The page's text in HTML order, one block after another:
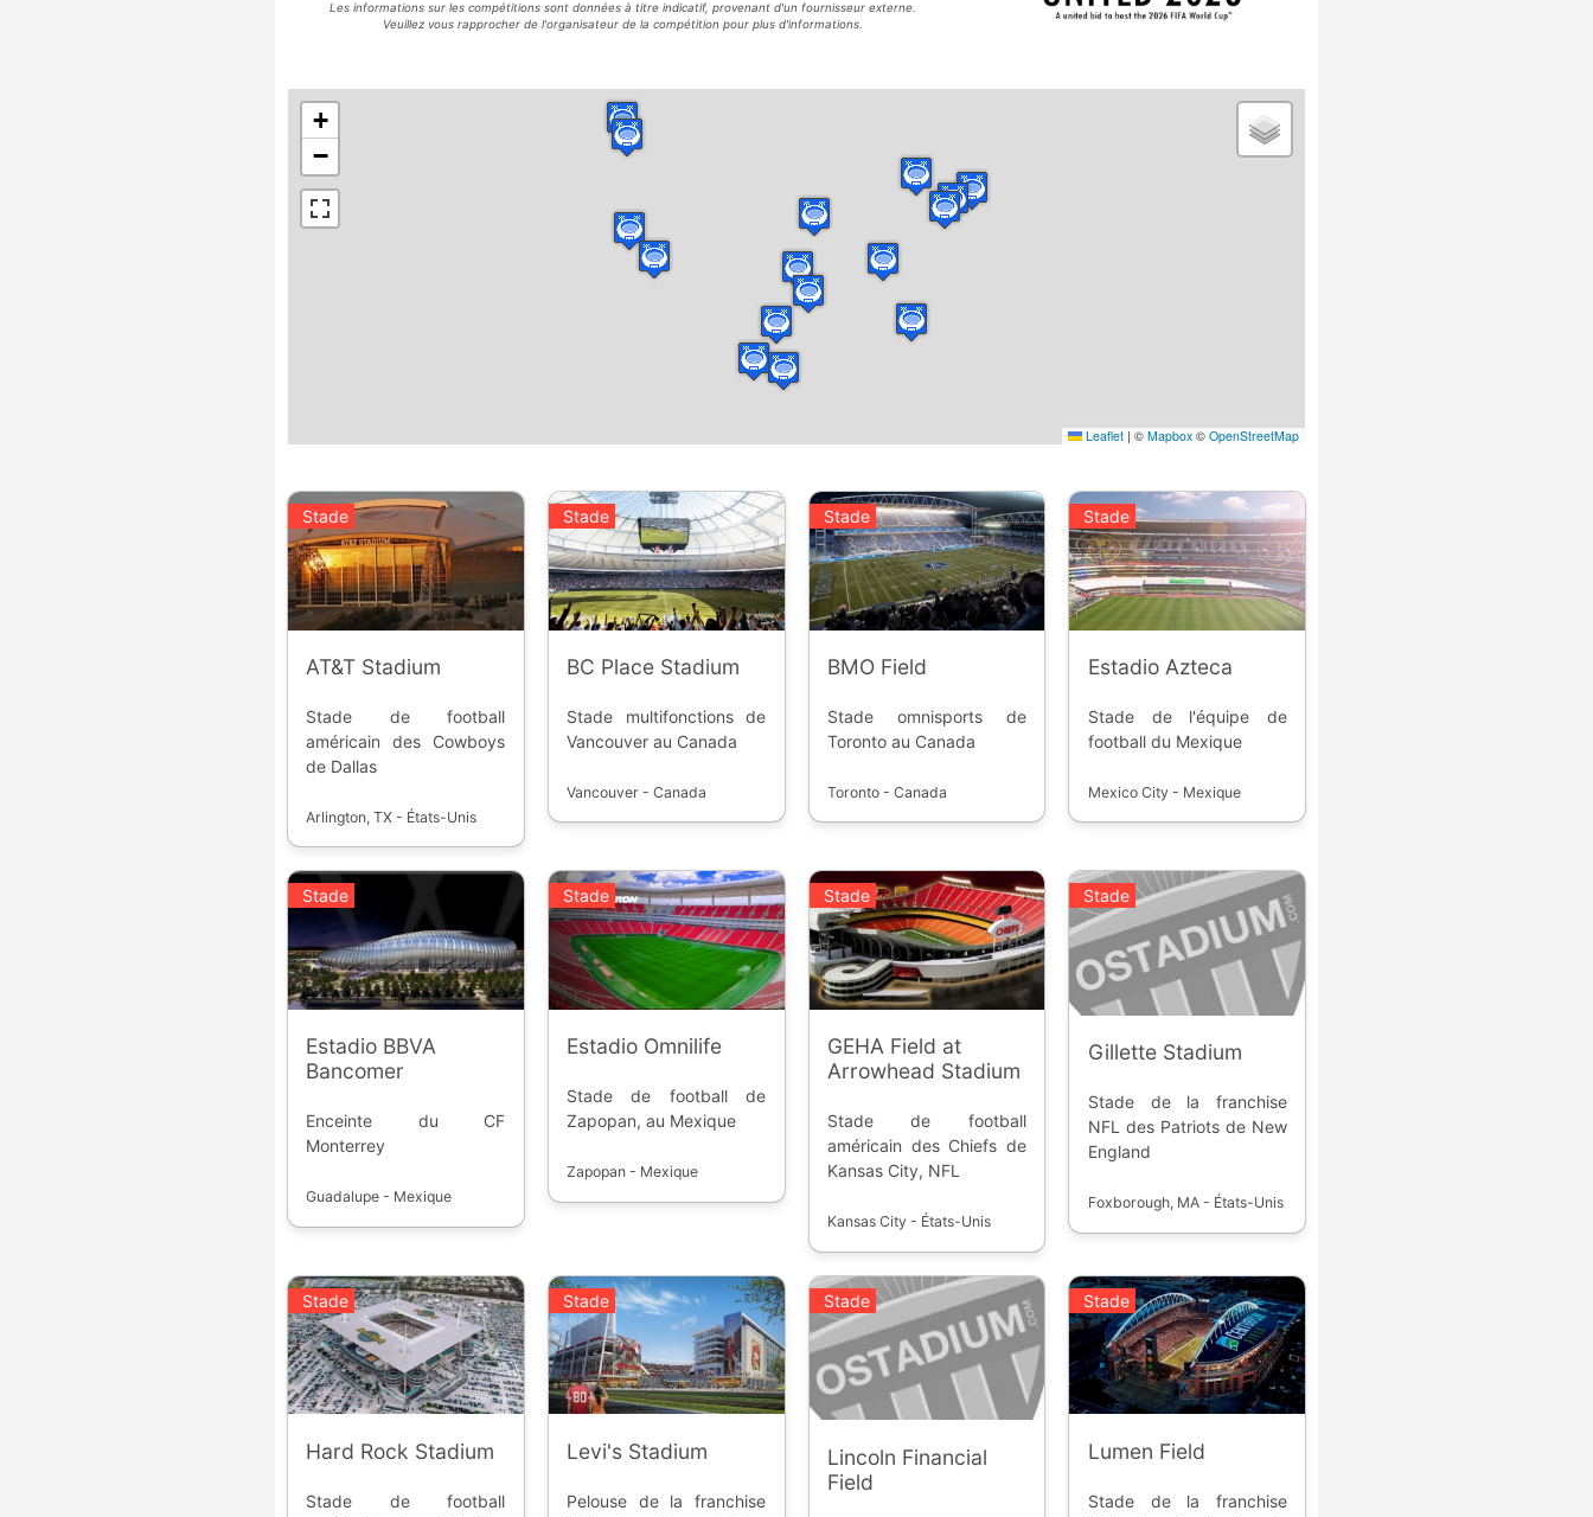
Les informations sur les compétitions sont données à titre indicatif, provenant d'un fournisseur externe.
Veuillez vous rapprocher de l'organisateur de la compétition pour plus d'informations.
+
−
Leaflet | ©Mapbox ©OpenStreetMap
Stade
AT&T Stadium
Stade de football
américain des Cowboys
de Dallas
Arlington, TX - États-Unis
Stade
BC Place Stadium
Stade multifonctions de
Vancouver au Canada
Vancouver - Canada
Stade
BMO Field
Stade omnisports de
Toronto au Canada
Toronto - Canada
Stade
Estadio Azteca
Stade de l'équipe de
football du Mexique
Mexico City - Mexique
Stade
Estadio BBVA
Bancomer
Enceinte du CF
Monterrey
Guadalupe - Mexique
Stade
Estadio Omnilife
Stade de football de
Zapopan, au Mexique
Zapopan - Mexique
Stade
GEHA Field at
Arrowhead Stadium
Stade de football
américain des Chiefs de
Kansas City, NFL
Kansas City - États-Unis
Stade
Gillette Stadium
Stade de la franchise
NFL des Patriots de New
England
Foxborough, MA - États-Unis
Stade
Hard Rock Stadium
Stade de football
Stade
Levi's Stadium
Pelouse de la franchise
Stade
Lincoln Financial
Field
Stade
Lumen Field
Stade de la franchise